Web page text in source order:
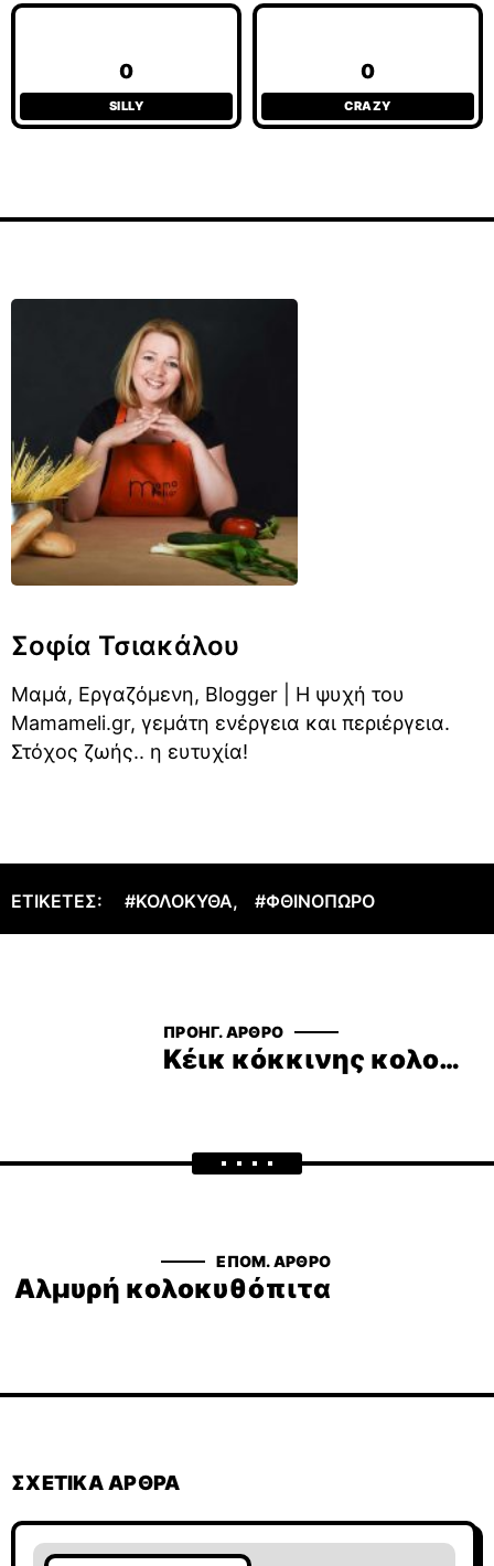
0
SILLY
0
CRAZY
Σοφία Τσιακάλου
Μαμά, Εργαζόμενη, Blogger | Η ψυχή του
Mamameli.gr, γεμάτη ενέργεια και περιέργεια.
Στόχος ζωής.. η ευτυχία!
ΕΤΙΚΈΤΕΣ: #ΚΟΛΟΚΎΘΑ, #ΦΘΙΝΌΠΩΡΟ
ΠΡΟΗΓ. ΆΡΘΡΟ
Κέικ κόκκινης κολοκύθας χωρίς γλουτένη
ΕΠΟΜ. ΆΡΘΡΟ
Αλμυρή κολοκυθόπιτα
ΣΧΕΤΙΚΆ ΆΡΘΡΑ